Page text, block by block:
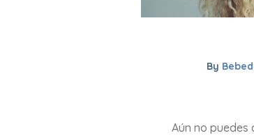
By
Aún no puedes